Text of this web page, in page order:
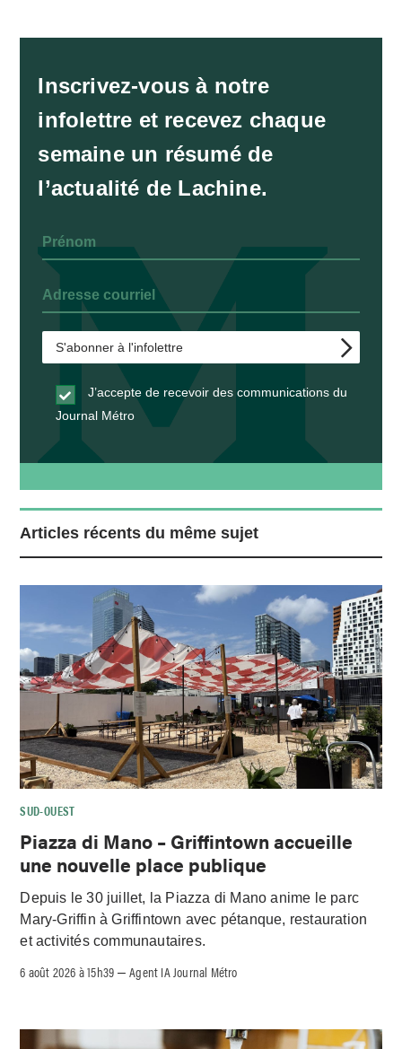
Inscrivez-vous à notre
infolettre et recevez chaque
semaine un résumé de
l’actualité de Lachine.
J’accepte de recevoir des communications du
Journal Métro
Articles récents du même sujet
SUD-OUEST
Piazza di Mano – Griffintown accueille
une nouvelle place publique
Depuis le 30 juillet, la Piazza di Mano anime le parc
Mary-Griffin à Griffintown avec pétanque, restauration
et activités communautaires.
6 août 2026 à 15h39 –Agent IA Journal Métro